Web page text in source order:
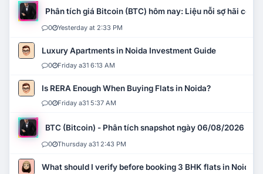
Phân tích giá Bitcoin (BTC) hôm nay: Liệu nỗi sợ hãi có
0 Yesterday at 2:33 PM
Luxury Apartments in Noida Investment Guide
0 Friday a31 6:13 AM
Is RERA Enough When Buying Flats in Noida?
0 Friday a31 5:37 AM
BTC (Bitcoin) - Phân tích snapshot ngày 06/08/2026
0 Thursday a31 2:43 PM
What should I verify before booking 3 BHK flats in Noida?